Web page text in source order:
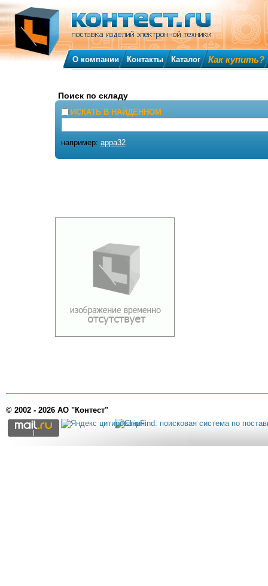
О компании Контакты Каталог Как купить?
Поиск по складу
ИСКАТЬ В НАЙДЕННОМ
например: appa32
© 2002 - 2026 АО "Контест"